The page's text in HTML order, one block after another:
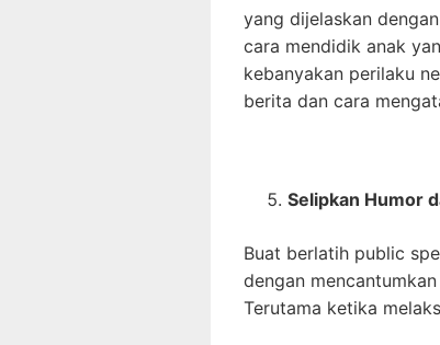
yang dijelaskan
cara mendidik anak
kebanyakan perilaku
berita dan cara
Selipkan Humor
Buat berlatih public
dengan
Terutama ketika